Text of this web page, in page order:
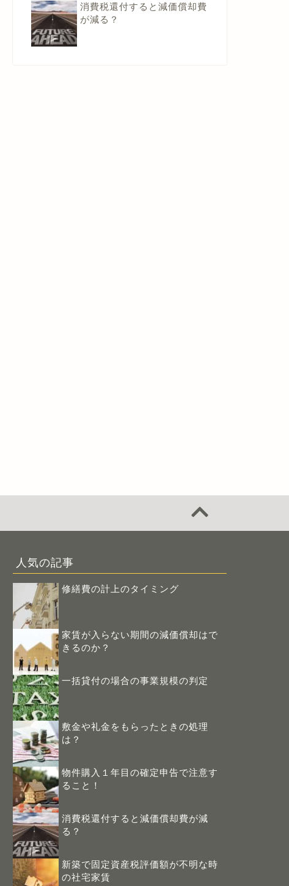
消費税還付すると減価償却費
が減る？
人気の記事
修繕費の計上のタイミング
家賃が入らない期間の減価償却はで
きるのか？
一括貸付の場合の事業規模の判定
敷金や礼金をもらったときの処理
は？
物件購入１年目の確定申告で注意す
ること！
消費税還付すると減価償却費が減
る？
新築で固定資産税評価額が不明な時
の社宅家賃